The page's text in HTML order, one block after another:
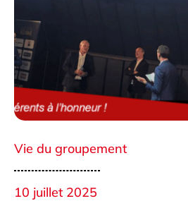
Vie du groupement
10 juillet 2025